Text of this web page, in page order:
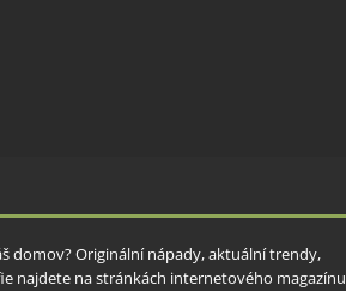
domov? Originální nápady, aktuální trendy,
najdete na stránkách internetového magazínu